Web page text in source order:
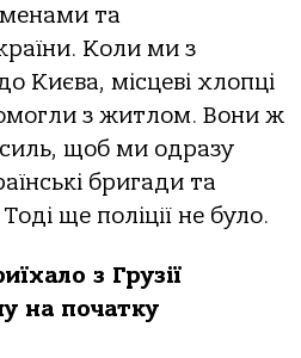
та
Коли ми з
Києва, місцеві хлопці
з житлом. Вони ж
щоб ми одразу
бригади та
ще поліції не було.
з Грузії
на початку